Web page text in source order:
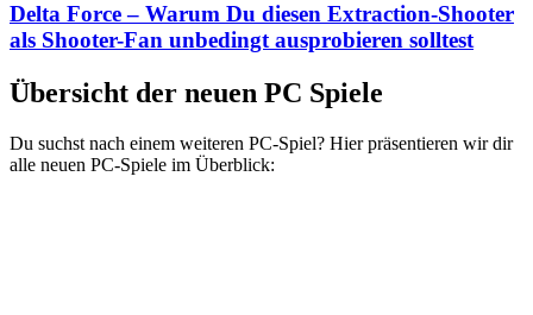
Delta Force – Warum Du diesen Extraction-Shooter
als Shooter-Fan unbedingt ausprobieren solltest
Übersicht der neuen PC Spiele
Du suchst nach einem weiteren PC-Spiel? Hier präsentieren wir dir
alle neuen PC-Spiele im Überblick: